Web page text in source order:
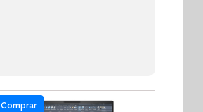
Comprar